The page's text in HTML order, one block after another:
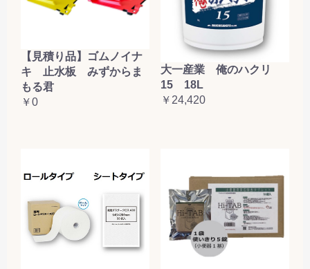
【見積り品】ゴムノイナ
キ 止水板 みずからま
もる君
￥0
大一産業 俺のハクリ
15 18L
￥24,420